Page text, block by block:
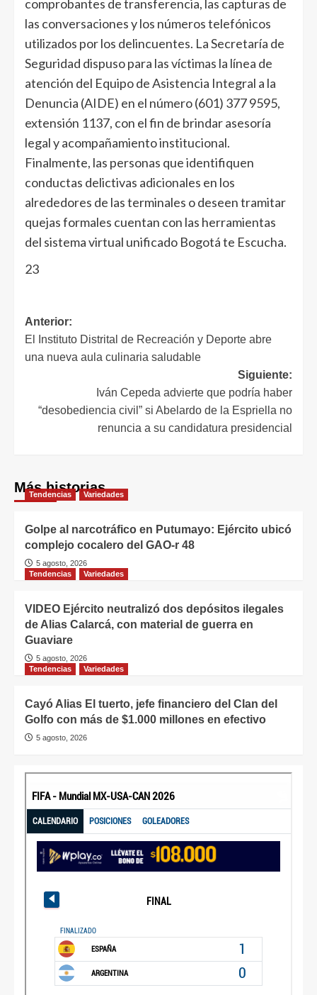
comprobantes de transferencia, las capturas de
las conversaciones y los números telefónicos
utilizados por los delincuentes. La Secretaría de
Seguridad dispuso para las víctimas la línea de
atención del Equipo de Asistencia Integral a la
Denuncia (AIDE) en el número (601) 377 9595,
extensión 1137, con el fin de brindar asesoría
legal y acompañamiento institucional.
Finalmente, las personas que identifiquen
conductas delictivas adicionales en los
alrededores de las terminales o deseen tramitar
quejas formales cuentan con las herramientas
del sistema virtual unificado Bogotá te Escucha.
23
Anterior:
El Instituto Distrital de Recreación y Deporte abre
una nueva aula culinaria saludable
Siguiente:
Iván Cepeda advierte que podría haber
“desobediencia civil” si Abelardo de la Espriella no
renuncia a su candidatura presidencial
Más historias
Tendencias Variedades
Golpe al narcotráfico en Putumayo: Ejército ubicó
complejo cocalero del GAO-r 48
5 agosto, 2026
Tendencias
Variedades
VIDEO Ejército neutralizó dos depósitos ilegales
de Alias Calarcá, con material de guerra en
Guaviare
5 agosto, 2026
Tendencias
Variedades
Cayó Alias El tuerto, jefe financiero del Clan del
Golfo con más de $1.000 millones en efectivo
5 agosto, 2026